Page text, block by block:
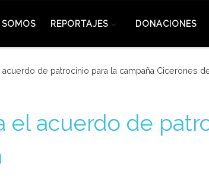
SOMOS REPORTAJES DONACIONES
acuerdo de patrocinio para la campaña Cicerones
el acuerdo de